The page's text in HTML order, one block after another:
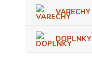
VARECHY
DOPLNKY